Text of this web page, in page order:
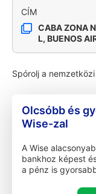
CÍM
CABA ZONA
L, BUENOS
Spórolj a
Olcsóbb és
Wise-zal
A Wise
bankhoz képest
a pénz is